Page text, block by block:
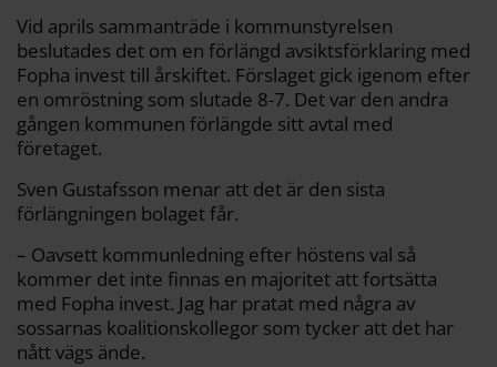
Vid aprils sammanträde i kommunstyrelsen
beslutades det om en förlängd avsiktsförklaring med
Fopha invest till årskiftet. Förslaget gick igenom efter
en omröstning som slutade 8-7. Det var den andra
gången kommunen förlängde sitt avtal med
företaget.
Sven Gustafsson menar att det är den sista
förlängningen bolaget får.
– ​​​​Oavsett kommunledning efter höstens val så
kommer det inte finnas en majoritet att fortsätta
med Fopha invest. Jag har pratat med några av
sossarnas koalitionskollegor som tycker att det har
nått vägs ände.